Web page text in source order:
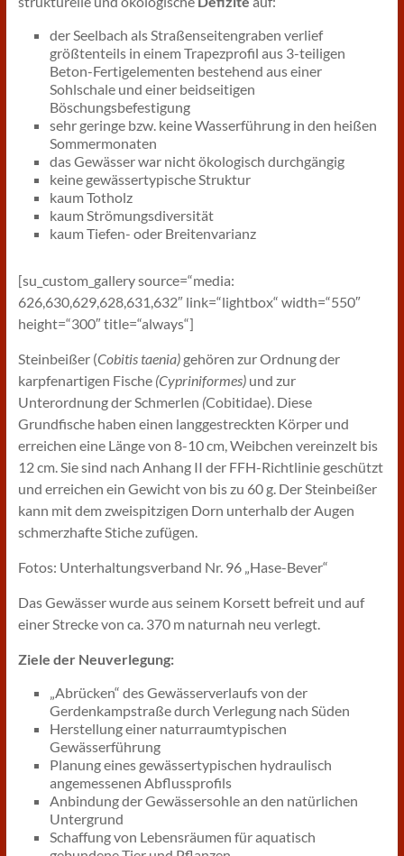
der Seelbach als Straßenseitengraben verlief
größtenteils in einem Trapezprofil aus 3-teiligen
Beton-Fertigelementen bestehend aus einer
Sohlschale und einer beidseitigen
Böschungsbefestigung
sehr geringe bzw. keine Wasserführung in den heißen
Sommermonaten
das Gewässer war nicht ökologisch durchgängig
keine gewässertypische Struktur
kaum Totholz
kaum Strömungsdiversität
kaum Tiefen- oder Breitenvarianz
[su_custom_gallery source=“media:
626,630,629,628,631,632″ link=“lightbox“ width=“550″
height=“300″ title=“always“]
Steinbeißer (Cobitis taenia) gehören zur Ordnung der
karpfenartigen Fische(Cypriniformes) und zur
Unterordnung der Schmerlen (Cobitidae). Diese
Grundfische haben einen langgestreckten Körper und
erreichen eine Länge von 8-10 cm, Weibchen vereinzelt bis
12 cm. Sie sind nach Anhang II der FFH-Richtlinie geschützt
und erreichen ein Gewicht von bis zu 60 g. Der Steinbeißer
kann mit dem zweispitzigen Dorn unterhalb der Augen
schmerzhafte Stiche zufügen.
Fotos: Unterhaltungsverband Nr. 96 „Hase-Bever“
Das Gewässer wurde aus seinem Korsett befreit und auf
einer Strecke von ca. 370 m naturnah neu verlegt.
Ziele der Neuverlegung:
„Abrücken“ des Gewässerverlaufs von der
Gerdenkampstraße durch Verlegung nach Süden
Herstellung einer naturraumtypischen
Gewässerführung
Planung eines gewässertypischen hydraulisch
angemessenen Abflussprofils
Anbindung der Gewässersohle an den natürlichen
Untergrund
Schaffung von Lebensräumen für aquatisch